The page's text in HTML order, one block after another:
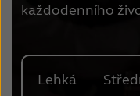
každodenního
Lehká